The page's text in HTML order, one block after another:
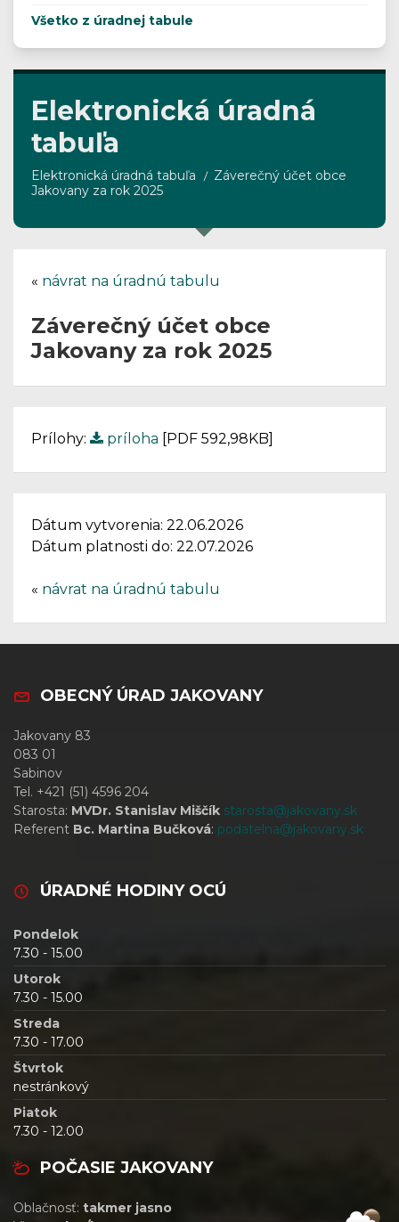
Elektronická úradná
tabuľa
Elektronická úradná tabuľa
Záverečný účet obce
Jakovany za rok 2025
« návrat na úradnú tabulu
Záverečný účet obce
Jakovany za rok 2025
Prílohy: príloha [PDF 592,98KB]
Dátum vytvorenia: 22.06.2026
Dátum platnosti do: 22.07.2026
« návrat na úradnú tabulu
Všetko z úradnej tabule
OBECNÝ ÚRAD JAKOVANY
Jakovany 83
083 01
Sabinov
Tel. +421 (51) 4596 204
Starosta: MVDr. Stanislav Miščík starosta@jakovany.sk
Referent Bc. Martina Bučková: podatelna@jakovany.sk
ÚRADNÉ HODINY OCÚ
Pondelok
7.30 - 15.00
Utorok
7.30 - 15.00
Streda
7.30 - 17.00
Štvrtok
nestránkový
Piatok
7.30 - 12.00
POČASIE JAKOVANY
Oblačnosť: takmer jasno